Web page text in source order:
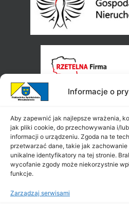
Informacje o
Aby zapewnić jak najlepsze wrażenia,
jak pliki cookie, do przechowywania i/
informacji o urządzeniu. Zgoda na te
przetwarzać dane, takie jak
unikalne identyfikatory na tej stronie.
wycofanie zgody może niekorzystnie
funkcje.
Zarządzaj serwisami